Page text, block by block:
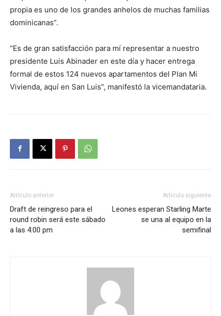
propia es uno de los grandes anhelos de muchas familias
dominicanas”.
“Es de gran satisfacción para mí representar a nuestro
presidente Luis Abinader en este día y hacer entrega
formal de estos 124 nuevos apartamentos del Plan Mi
Vivienda, aquí en San Luis”, manifestó la vicemandataria.
Artículo anterior
Draft de reingreso para el
round robin será este sábado
a las 4:00 pm
Artículo siguiente
Leones esperan Starling Marte
se una al equipo en la
semifinal